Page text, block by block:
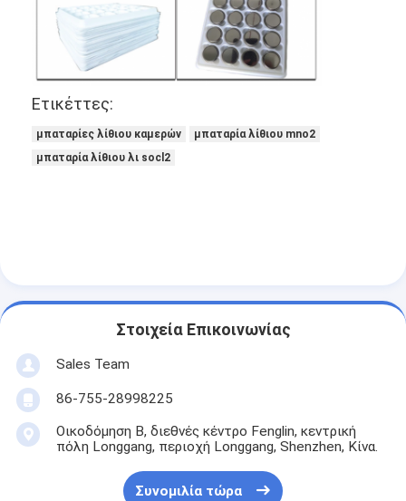
Συνομιλία τώρα
μπαταρία λίθιου lifepo4
ιονικές επαναφορτιζόμενες μπαταρίες λίθιου
Μπαταρία Lithium Polymer
LCD φορτιστής μπαταρίας
πακέτα μπαταριών NiMH
Pack μπαταριών NiCd
πακέτα μπαταριών ιόντων λιθίου
φακός επαναφορτιζόμενη μπαταρία
Ετικέττες:
μπαταρίες λίθιου καμερών
μπαταρία λίθιου mno2
μπαταρία λίθιου λι socl2
Στοιχεία Επικοινωνίας
Sales Team
86-755-28998225
Οικοδόμηση Β, διεθνές κέντρο Fenglin, κεντρική
πόλη Longgang, περιοχή Longgang, Shenzhen, Κίνα.
Συνομιλία τώρα